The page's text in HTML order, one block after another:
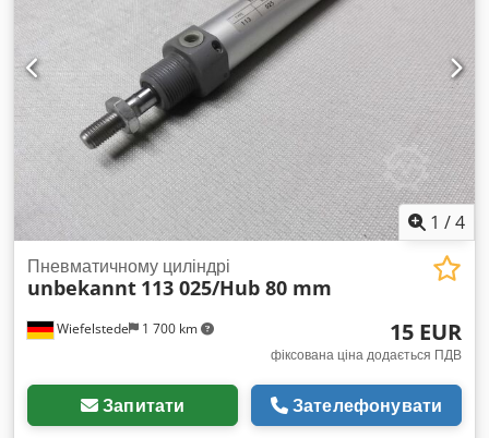
1 /4
Wiefelstede 1 700 km
Пневматичному циліндрі
unbekannt 113 025/Hub 80 mm
15 EUR
фіксована ціна додається ПДВ
Запитати Зателефонувати